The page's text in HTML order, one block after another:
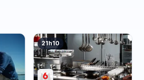
21h10